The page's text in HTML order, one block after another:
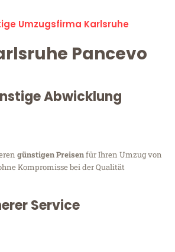
Umzugsfirma Karlsruhe
Pancevo
Abwicklung
günstigen Preisenfür Ihren Umzug von
Kompromisse bei der Qualität
Service